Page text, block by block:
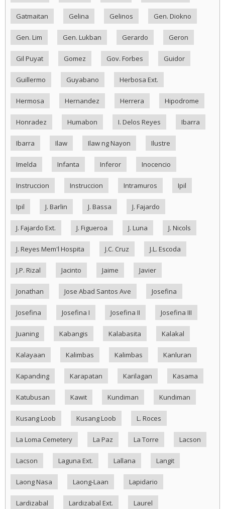
Gatmaitan Gelina Gelinos Gen. Diokno
Gen. Lim Gen. Lukban Gerardo Geron
Gil Puyat Gomez Gov. Forbes Guidor
Guillermo Guyabano Herbosa Ext.
Hermosa Hernandez Herrera Hipodrome
Honradez Humabon I. Delos Reyes Ibarra
Ibarra Ilaw Ilaw ng Nayon Ilustre
Imelda Infanta Inferor Inocencio
Instruccion Instruccion Intramuros Ipil
Ipil J. Barlin J. Bassa J. Fajardo
J. Fajardo Ext. J. Figueroa J. Luna J. Nicols
J. Reyes Mem'l Hospita J.C. Cruz J.L. Escoda
J.P. Rizal Jacinto Jaime Javier
Jonathan Jose Abad Santos Ave Josefina
Josefina Josefina I Josefina II Josefina III
Juaning Kabangis Kalabasita Kalakal
Kalayaan Kalimbas Kalimbas Kanluran
Kapanding Karapatan Karilagan Kasama
Katubusan Kawit Kundiman Kundiman
Kusang Loob Kusang Loob L. Roces
La Loma Cemetery La Paz La Torre Lacson
Lacson Laguna Ext. Lallana Langit
Laong Nasa Laong-Laan Lapidario
Lardizabal Lardizabal Ext. Laurel